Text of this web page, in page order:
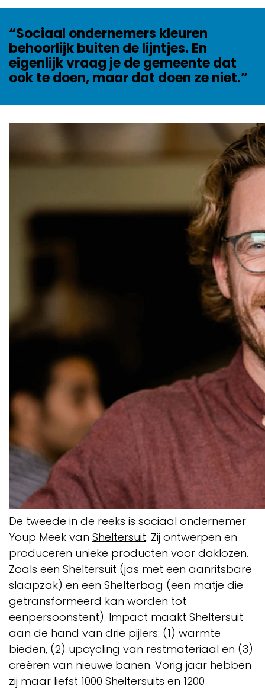
“Sociaal ondernemers kleuren
behoorlijk buiten de lijntjes. En
eigenlijk vraag je de gemeente dat
ook te doen, maar dat doen ze niet.”
De tweede in de reeks is sociaal ondernemer
Youp Meek van Sheltersuit. Zij ontwerpen en
produceren unieke producten voor daklozen.
Zoals een Sheltersuit (jas met een aanritsbare
slaapzak) en een Shelterbag (een matje die
getransformeerd kan worden tot
eenpersoonstent). Impact maakt Sheltersuit
aan de hand van drie pijlers: (1) warmte
bieden, (2) upcycling van restmateriaal en (3)
creëren van nieuwe banen. Vorig jaar hebben
zij maar liefst 1000 Sheltersuits en 1200